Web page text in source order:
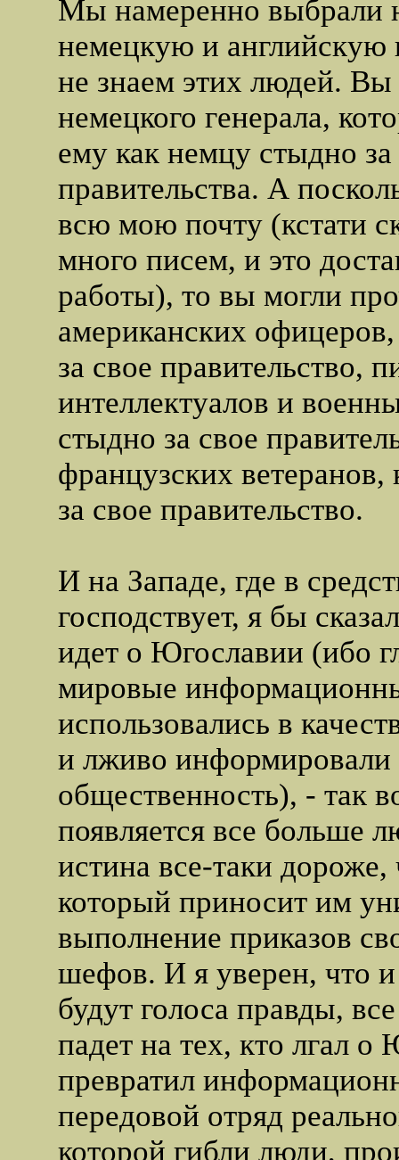
Мы намеренно выбрали
немецкую и
не знаем этих людей.
немецкого генерала,
ему как немцу стыдно за
правительства. А
всю мою почту (кстати
много писем, и это
работы), то вы могли
американских
за свое правительство,
интеллектуалов и
стыдно за свое
французских
за свое правительство.
И на Западе, где в
господствует, я бы
идет о Югославии (ибо
мировые
использовались в
и лживо информировали
общественность), - так
появляется все больше
истина все-таки
который приносит им
выполнение приказов
шефов. И я уверен, что
будут голоса правды,
падет на тех, кто лгал о
превратил
передовой отряд
которой гибли люди,